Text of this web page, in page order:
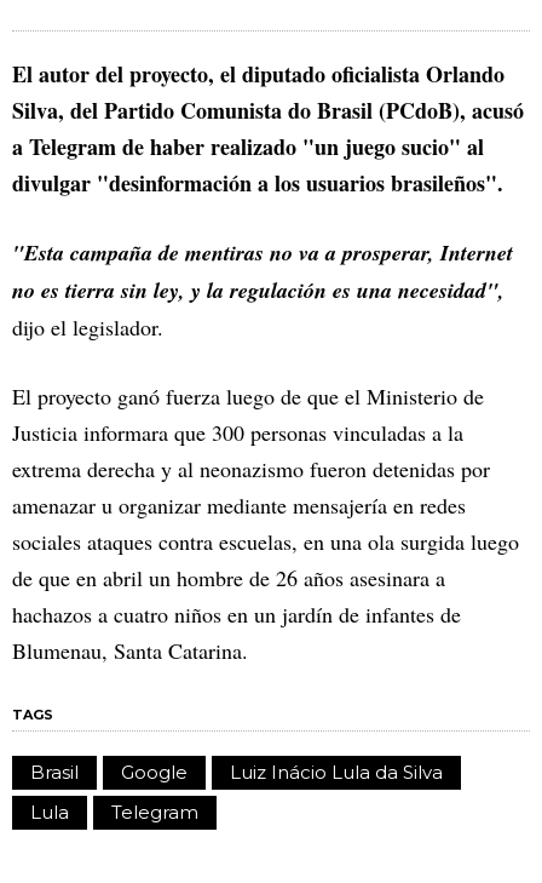
El autor del proyecto, el diputado oficialista Orlando
Silva, del Partido Comunista do Brasil (PCdoB), acusó
a Telegram de haber realizado "un juego sucio" al
divulgar "desinformación a los usuarios brasileños".
"Esta campaña de mentiras no va a prosperar, Internet
no es tierra sin ley, y la regulación es una necesidad",
dijo el legislador.
El proyecto ganó fuerza luego de que el Ministerio de
Justicia informara que 300 personas vinculadas a la
extrema derecha y al neonazismo fueron detenidas por
amenazar u organizar mediante mensajería en redes
sociales ataques contra escuelas, en una ola surgida luego
de que en abril un hombre de 26 años asesinara a
hachazos a cuatro niños en un jardín de infantes de
Blumenau, Santa Catarina.
TAGS
Brasil Google
Luiz Inácio Lula da Silva
Lula
Telegram